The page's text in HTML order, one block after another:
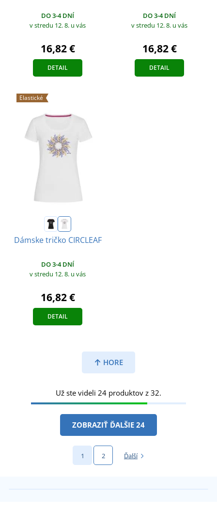
DO 3-4 DNÍ
v stredu 12. 8. u vás
16,82 €
DETAIL
DO 3-4 DNÍ
v stredu 12. 8. u vás
16,82 €
DETAIL
Elastické
Dámske tričko CIRCLEAF
DO 3-4 DNÍ
v stredu 12. 8. u vás
16,82 €
DETAIL
HORE
Už ste videli 24 produktov z 32.
ZOBRAZIŤ ĎALŠIE 24
1 2 Ďalší